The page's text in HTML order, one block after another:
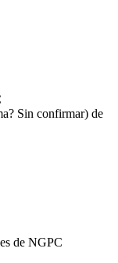
Sin confirmar) de
de NGPC